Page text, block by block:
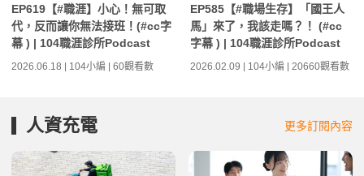
EP619【#職涯】小心！無可取
代，反而讓你無法接班！(#cc字
幕 ) | 104職涯診所Podcast
2026.06.18 | 104小編 | 60觀看數
EP585【#職場生存】「國王人
馬」來了，我該走嗎？！ (#cc
字幕 ) | 104職涯診所Podcast
2026.02.09 | 104小編 | 20660觀看數
人資充電 更多訂閱內容